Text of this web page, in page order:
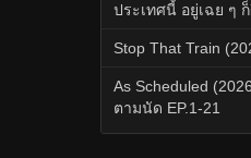
ประเทศนี้ อยู่เฉย ๆ
Stop That Train
As Scheduled
ตามนัด EP.1-21